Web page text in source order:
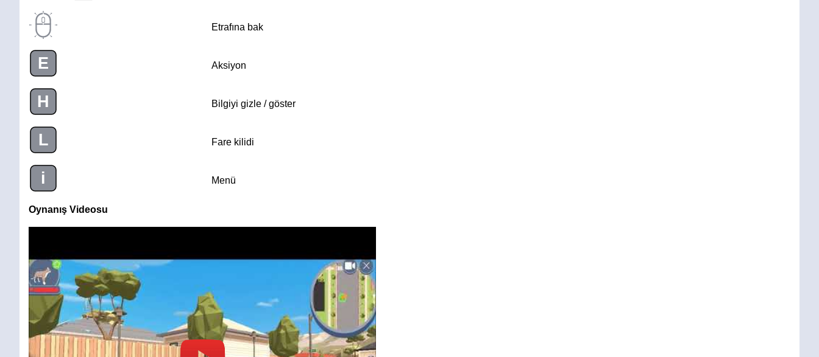
Etrafına bak
E Aksiyon
H Bilgiyi gizle / göster
L Fare kilidi
i Menü
Oynanış Videosu